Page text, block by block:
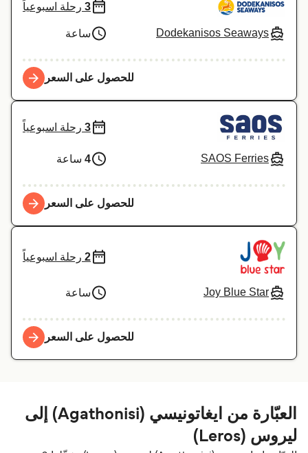
Indonesia
Maroc (FR)
Dodekanisos Seaways
3 رحلة اسبوعياً
ساعة
للحصول على السعر
SAOS Ferries
3 رحلة اسبوعياً
4 ساعة
للحصول على السعر
Joy Blue Star
2 رحلة اسبوعياً
ساعة
للحصول على السعر
العبّارة من ايغاتونيسي (Agathonisi) إلى
ليروس (Leros)